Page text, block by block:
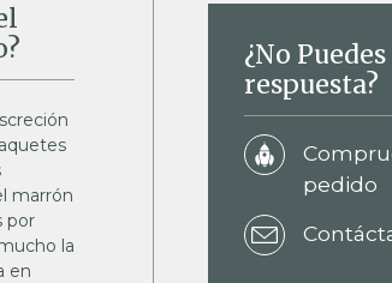
marrón
por
la
en
¿No
respuesta?
pedido